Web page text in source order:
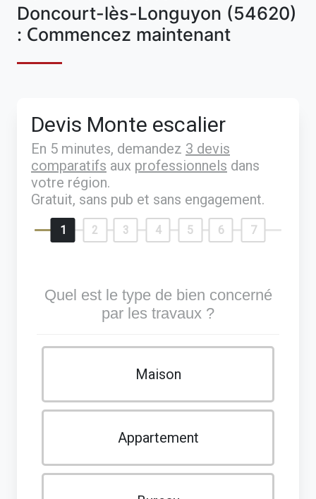
Doncourt-lès-Longuyon (54620)
: Commencez maintenant
Devis Monte escalier
En 5 minutes, demandez 3 devis
comparatifs aux professionnels dans
votre région.
Gratuit, sans pub et sans engagement.
1 2 3 4 5 6 7
Quel est le type de bien concerné
par les travaux ?
Maison
Appartement